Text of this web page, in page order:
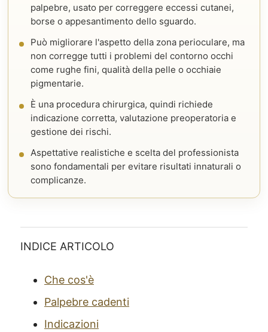
palpebre, usato per correggere eccessi cutanei,
borse o appesantimento dello sguardo.
Può migliorare l'aspetto della zona perioculare, ma
non corregge tutti i problemi del contorno occhi
come rughe fini, qualità della pelle o occhiaie
pigmentarie.
È una procedura chirurgica, quindi richiede
indicazione corretta, valutazione preoperatoria e
gestione dei rischi.
Aspettative realistiche e scelta del professionista
sono fondamentali per evitare risultati innaturali o
complicanze.
INDICE ARTICOLO
Che cos'è
Palpebre cadenti
Indicazioni